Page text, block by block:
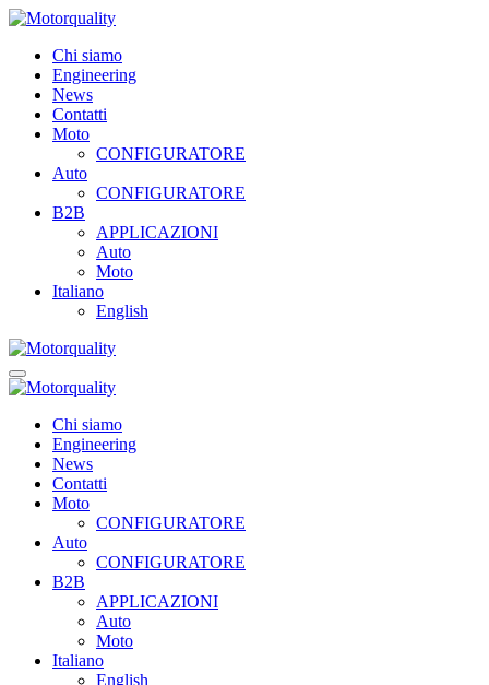
Chi siamo
Engineering
News
Contatti
Moto
CONFIGURATORE
Auto
CONFIGURATORE
B2B
APPLICAZIONI
Auto
Moto
Italiano
English
Chi siamo
Engineering
News
Contatti
Moto
CONFIGURATORE
Auto
CONFIGURATORE
B2B
APPLICAZIONI
Auto
Moto
Italiano
English